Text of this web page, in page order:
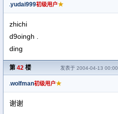
yudai999初级用户★
zhichi
d9oingh .
ding
第 42 楼 发表于 2004-04-13 00:00
wolfman初级用户★
谢谢